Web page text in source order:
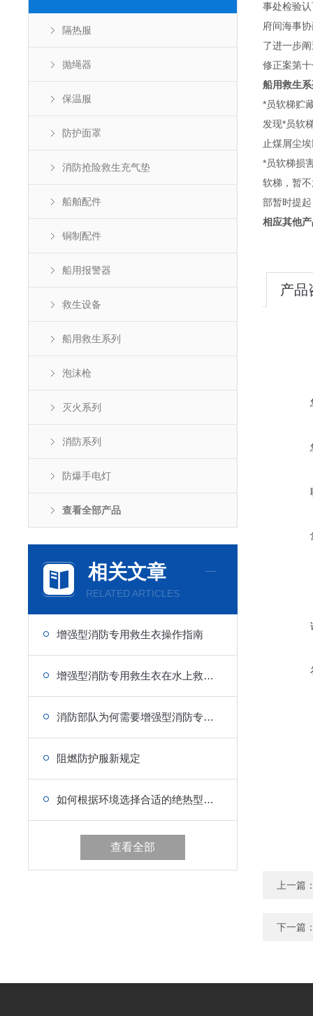
隔热服
抛绳器
保温服
防护面罩
消防抢险救生充气垫
船舶配件
铜制配件
船用报警器
救生设备
船用救生系列
泡沫枪
灭火系列
消防系列
防爆手电灯
查看全部产品
相关文章
RELATED ARTICLES
增强型消防专用救生衣操作指南
增强型消防专用救生衣在水上救援中的重要性
消防部队为何需要增强型消防专用救生衣
阻燃防护服新规定
如何根据环境选择合适的绝热型浸水保温服？
查看全部
事处检验
府间海事
了进一步
修正案第
船用救生
*员软梯贮
发现*员软
止煤屑尘
*员软梯损
软梯，暂
部暂时提
相应其他
产品
上一篇
下一篇